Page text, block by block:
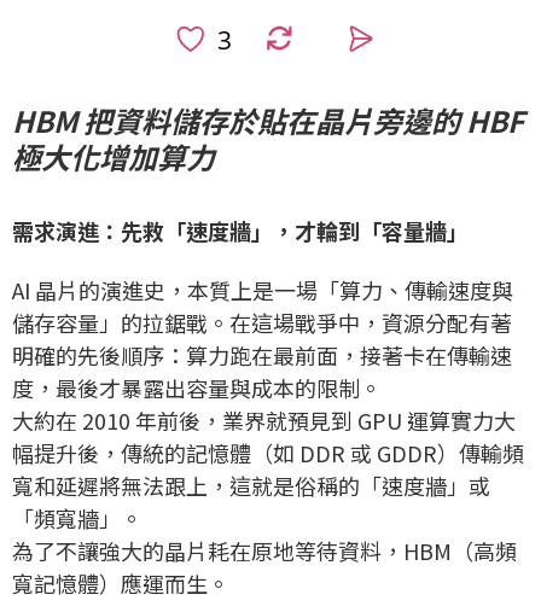
HBM 把資料儲存於貼在晶片旁邊的 HBF
極大化增加算力
需求演進：先救「速度牆」，才輪到「容量牆」
AI 晶片的演進史，本質上是一場「算力、傳輸速度與
儲存容量」的拉鋸戰。在這場戰爭中，資源分配有著
明確的先後順序：算力跑在最前面，接著卡在傳輸速
度，最後才暴露出容量與成本的限制。
大約在 2010 年前後，業界就預見到 GPU 運算實力大
幅提升後，傳統的記憶體（如 DDR 或 GDDR）傳輸頻
寬和延遲將無法跟上，這就是俗稱的「速度牆」或
「頻寬牆」。
為了不讓強大的晶片耗在原地等待資料，HBM（高頻
寬記憶體）應運而生。